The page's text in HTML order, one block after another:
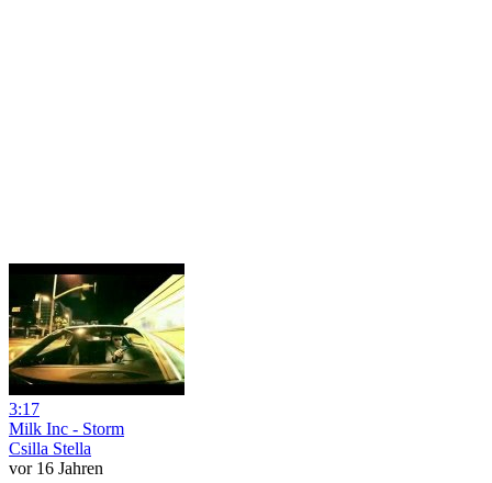
3:17
Milk Inc - Storm
Csilla Stella
vor 16 Jahren